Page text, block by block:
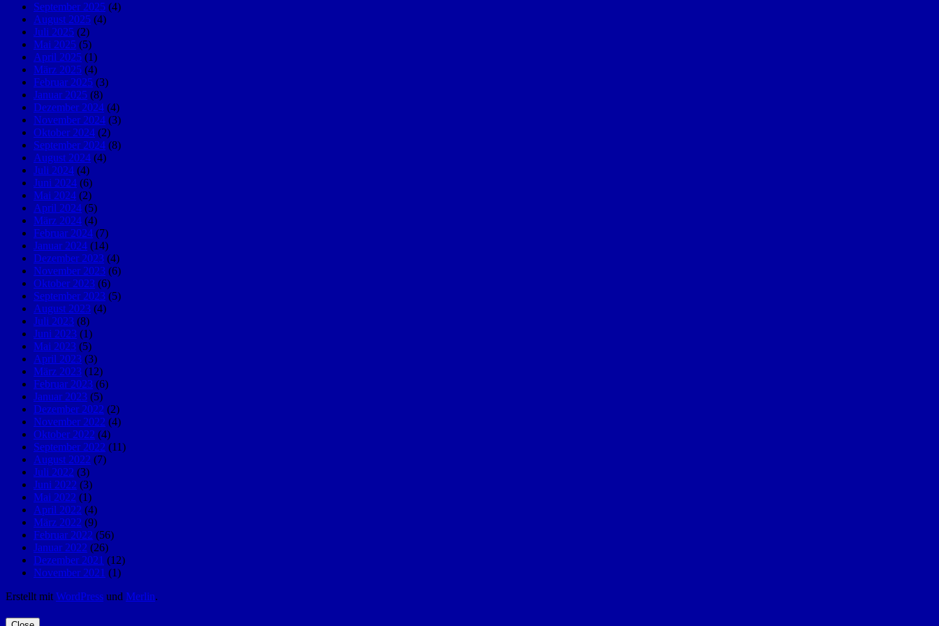
September 2025 (4)
August 2025 (4)
Juli 2025 (2)
Mai 2025 (5)
April 2025 (1)
März 2025 (4)
Februar 2025 (3)
Januar 2025 (8)
Dezember 2024 (4)
November 2024 (3)
Oktober 2024 (2)
September 2024 (8)
August 2024 (4)
Juli 2024 (4)
Juni 2024 (6)
Mai 2024 (2)
April 2024 (5)
März 2024 (4)
Februar 2024 (7)
Januar 2024 (14)
Dezember 2023 (4)
November 2023 (6)
Oktober 2023 (6)
September 2023 (5)
August 2023 (4)
Juli 2023 (8)
Juni 2023 (1)
Mai 2023 (5)
April 2023 (3)
März 2023 (12)
Februar 2023 (6)
Januar 2023 (5)
Dezember 2022 (2)
November 2022 (4)
Oktober 2022 (4)
September 2022 (11)
August 2022 (7)
Juli 2022 (3)
Juni 2022 (3)
Mai 2022 (1)
April 2022 (4)
März 2022 (9)
Februar 2022 (56)
Januar 2022 (26)
Dezember 2021 (12)
November 2021 (1)
Erstellt mit WordPress und Merlin.